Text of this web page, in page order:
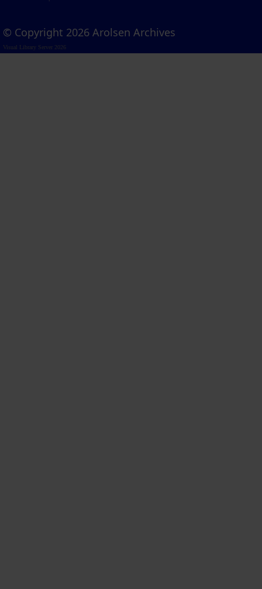
© Copyright 2026 Arolsen Archives
Visual Library Server 2026